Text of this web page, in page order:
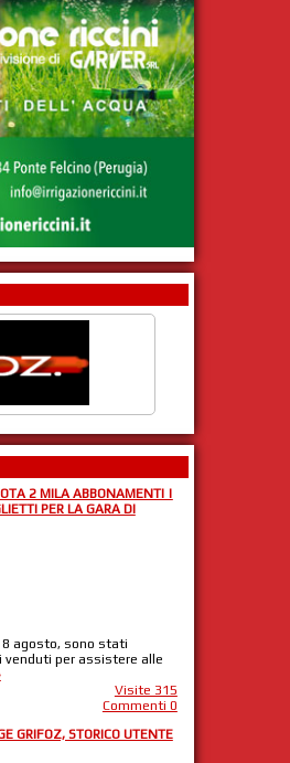
2 MILA ABBONAMENTI |
PER LA GARA DI
agosto, sono stati
per assistere alle
Visite 315
Commenti 0
GRIFOZ, STORICO UTENTE